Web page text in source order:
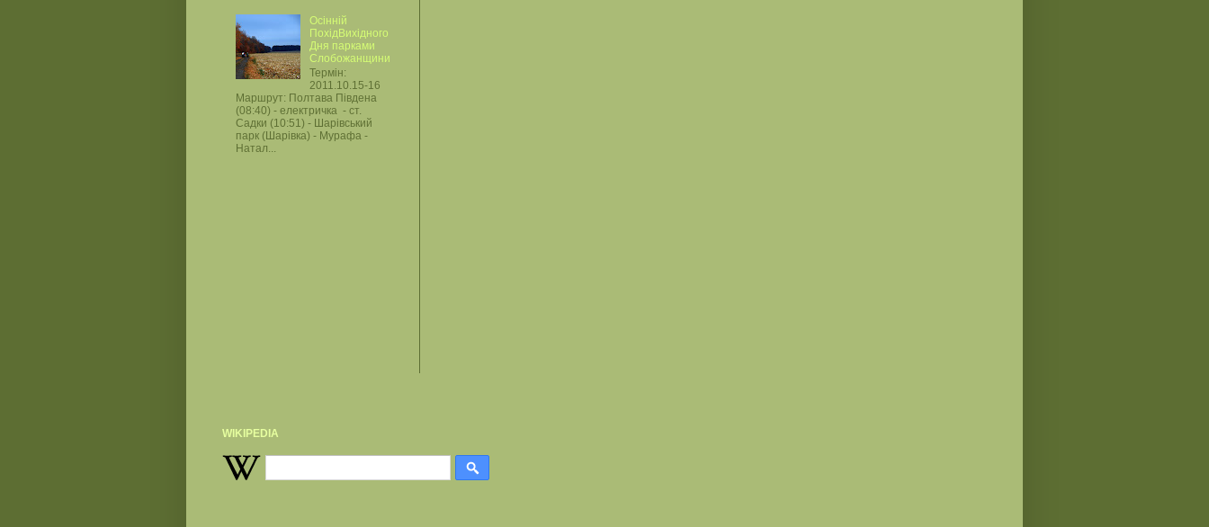
Осінній
ПохідВихідного
Дня парками
Слобожанщини
Термін:
2011.10.15-16
Маршрут: Полтава Південа
(08:40) - електричка - ст.
Садки (10:51) - Шарівський
парк (Шарівка) - Мурафа -
Натал...
WIKIPEDIA